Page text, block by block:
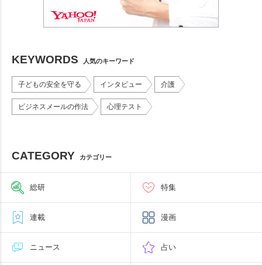
KEYWORDS 人気のキーワード
子どもの安全を守る インタビュー 介護
ビジネスメールの作法 心理テスト
CATEGORY カテゴリー
総研 特集
連載 漫画
ニュース 占い